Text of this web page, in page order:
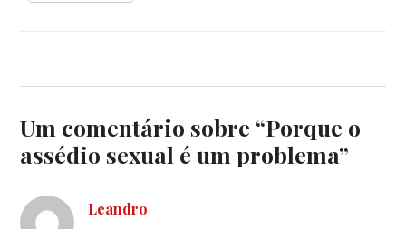
Um comentário sobre “Porque o
assédio sexual é um problema”
Leandro